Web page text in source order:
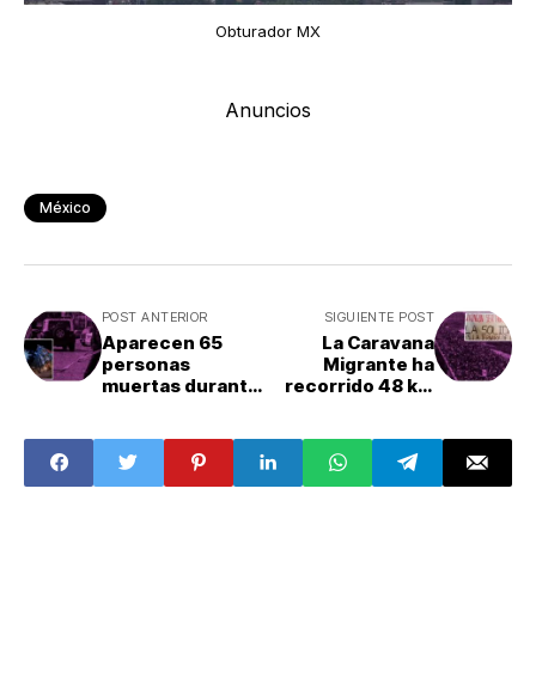
Obturador MX
Anuncios
México
POST ANTERIOR
Aparecen 65
personas
muertas durante
México
SIGUIENTE POST
La Caravana
Migrante ha
recorrido 48 km